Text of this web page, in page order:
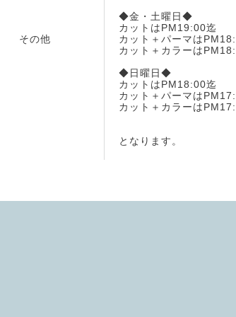
その他
◆金・土曜日◆
カットはPM19:00迄
カット＋パーマは
カット＋カラーは
◆日曜日◆
カットはPM18:00迄
カット＋パーマは
カット＋カラーは
となります。